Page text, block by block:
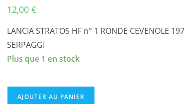
12,00€
LANCIA STRATOS HF n° 1 RONDE CEVENOLE
SERPAGGI
Plus que 1 en stock
AJOUTER AU PANIER